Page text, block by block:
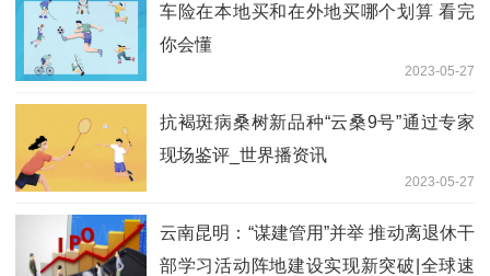
车险在本地买和在外地买哪个划算 看完
你会懂
2023-05-27
抗褐斑病桑树新品种“云桑9号”通过专家
现场鉴评_世界播资讯
2023-05-27
云南昆明：“谋建管用”并举 推动离退休干
部学习活动阵地建设实现新突破|全球速